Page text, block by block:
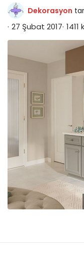
Dekorasyon
27 Şubat 2017